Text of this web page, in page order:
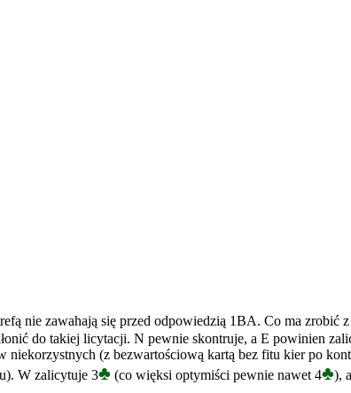
nie zawahają się przed odpowiedzią 1BA. Co ma
do takiej licytacji. N pewnie skontruje, a E powinien
(z bezwartościową kartą bez fitu kier po
W zalicytuje 3♣ (co więksi optymiści pewnie nawet 4♣),